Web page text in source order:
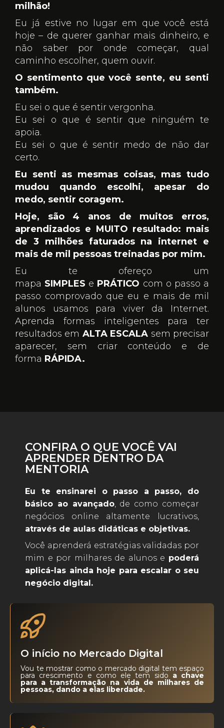
milhão!
Eu já estive no lugar em que você está
hoje – de querer ganhar mais dinheiro, e
não saber por onde começar, qual
caminho escolher, quem ouvir.
O sentimento que você sente, eu senti
também.
Eu sei o que é sentir vergonha.
Eu sei o que é sentir que ninguém te
apoia.
Eu sei o que é sentir medo de não dar
certo.
Eu senti as mesmas coisas, mas tudo
mudou quando escolhi, apesar do
medo, sentir coragem.
Hoje, são 4 anos de muitos erros,
aprendizados e MUITO resultado: mais
de 3 milhões faturados na internet e
mais de mil pessoas treinadas por mim.
Eu te ofereço um
mapa SIMPLES e PRÁTICO com o passo a
passo comprovado que eu e mais de mil
alunos usamos para viver da Internet.
Aprenda formas inteligentes para ter
resultados em ALTA ESCALA sem precisar
aparecer, sem criar conteúdo e de
forma RÁPIDA.
CONFIRA O QUE VOCÊ VAI
APRENDER DENTRO DA
MENTORIA
Eu te ensinarei o passo a passo, do
básico ao avançado, de como começar
negócios online altamente lucrativos,
através de aulas didáticas e objetivas.
Você aprenderá estratégias validadas por
mim e por milhares de alunos e poderá
aplicá-las ainda hoje para escalar o seu
negócio digital.
O início no Mercado Digital
Vou te mostrar como o mercado digital tem espaço
para crescimento e como ele tem sido a chave
para a transformação na vida de milhares de
pessoas, dando a elas liberdade.